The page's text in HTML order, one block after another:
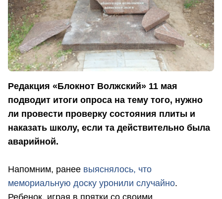
Редакция «Блокнот Волжский» 11 мая
подводит итоги опроса на тему того, нужно
ли провести проверку состояния плиты и
наказать школу, если та действительно была
аварийной.
Напомним, ранее выяснялось, что
мемориальную доску уронили случайно.